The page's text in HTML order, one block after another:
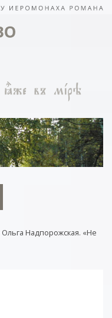
Ольга Надпорожская. «Не